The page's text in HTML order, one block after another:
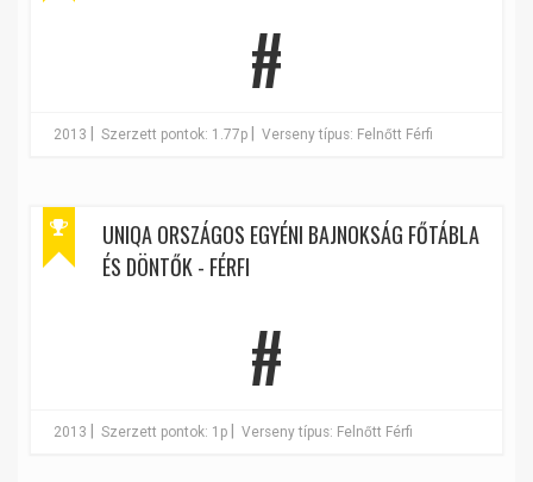
#
2013 Szerzett pontok: 1.77p Verseny típus: Felnőtt Férfi
UNIQA ORSZÁGOS EGYÉNI BAJNOKSÁG FŐTÁBLA
ÉS DÖNTŐK - FÉRFI
#
2013 Szerzett pontok: 1p Verseny típus: Felnőtt Férfi